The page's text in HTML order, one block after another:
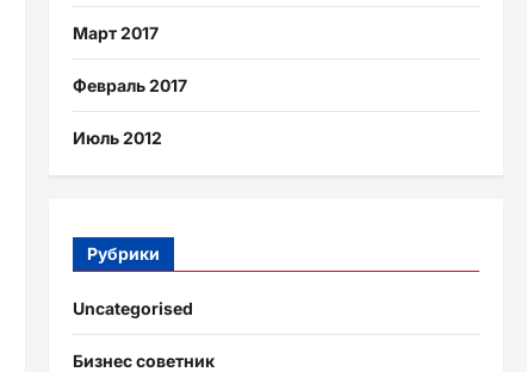
Март 2017
Февраль 2017
Июль 2012
Рубрики
Uncategorised
Бизнес советник